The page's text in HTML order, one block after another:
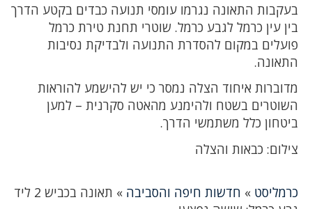
בעקבות התאונה נגרמו עומסי תנועה כבדים בקטע הדרך
בין עין כרמל לגבע כרמל. שוטרי תחנת טירת כרמל
פועלים במקום להסדרת התנועה ולבדיקת נסיבות
התאונה.
מדוברות איחוד הצלה נמסר כי יש להישמע להוראות
השוטרים בשטח ולהימנע מהאטה סקרנית – למען
ביטחון כלל משתמשי הדרך.
צילום: כבאות והצלה
כרמליסט » חדשות חיפה והסביבה »
תאונה בכביש 2 ליד